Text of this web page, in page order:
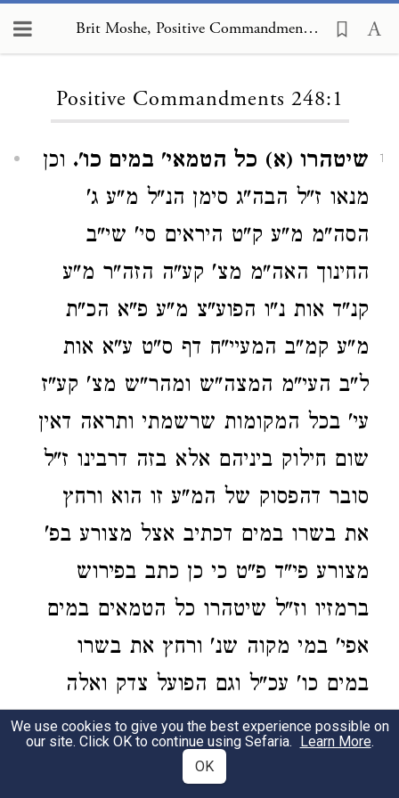
Brit Moshe, Positive Commandments 248:1
Positive Commandments 248:1
1 שיטהרו (א) כל הטמאי' במים כו'. וכן
מנאו ז"ל הבה"ג סימן הנ"ל מ"ע ג'
הסה"מ מ"ע ק"ט היראים סי' שי"ב
החינוך האה"מ מצ' קע"ה הזה"ר מ"ע
קנ"ד אות נ"ו הפוע"צ מ"ע פ"א הכ"ת
מ"ע קמ"ב המעיי"ח דף ס"ט ע"א אות
ל"ב העי"מ המצה"ש ומהר"ש מצ' קע"ז
עי' בכל המקומות שרשמתי ותראה דאין
שום חילוק ביניהם אלא בזה דרבינו ז"ל
סובר דהפסוק של המ"ע זו הוא ורחץ
את בשרו במים דכתיב אצל מצורע בפ'
מצורע פי"ד פ"ט כי כן כתב בפירוש
ברמזיו וז"ל שיטהרו כל הטמאים במים
אפי' במי מקוה שנ' ורחץ את בשרו
במים כו' עכ"ל וגם הפועל צדק ואלה
המצות נקטו את הפסוק זה אבל
הרמב"ם בסה"מ נקט במ"ע זו את
We use cookies to give you the best experience possible on
our site. Click OK to continue using Sefaria. Learn More.
OK